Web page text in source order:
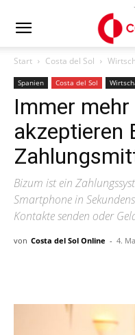
Start Costa del Sol
Spanien Costa del Sol
Immer mehr
akzeptieren
Bizum ist ein
Smartphone in
Kontakte senden oder
von Costa del Sol Online - 4.